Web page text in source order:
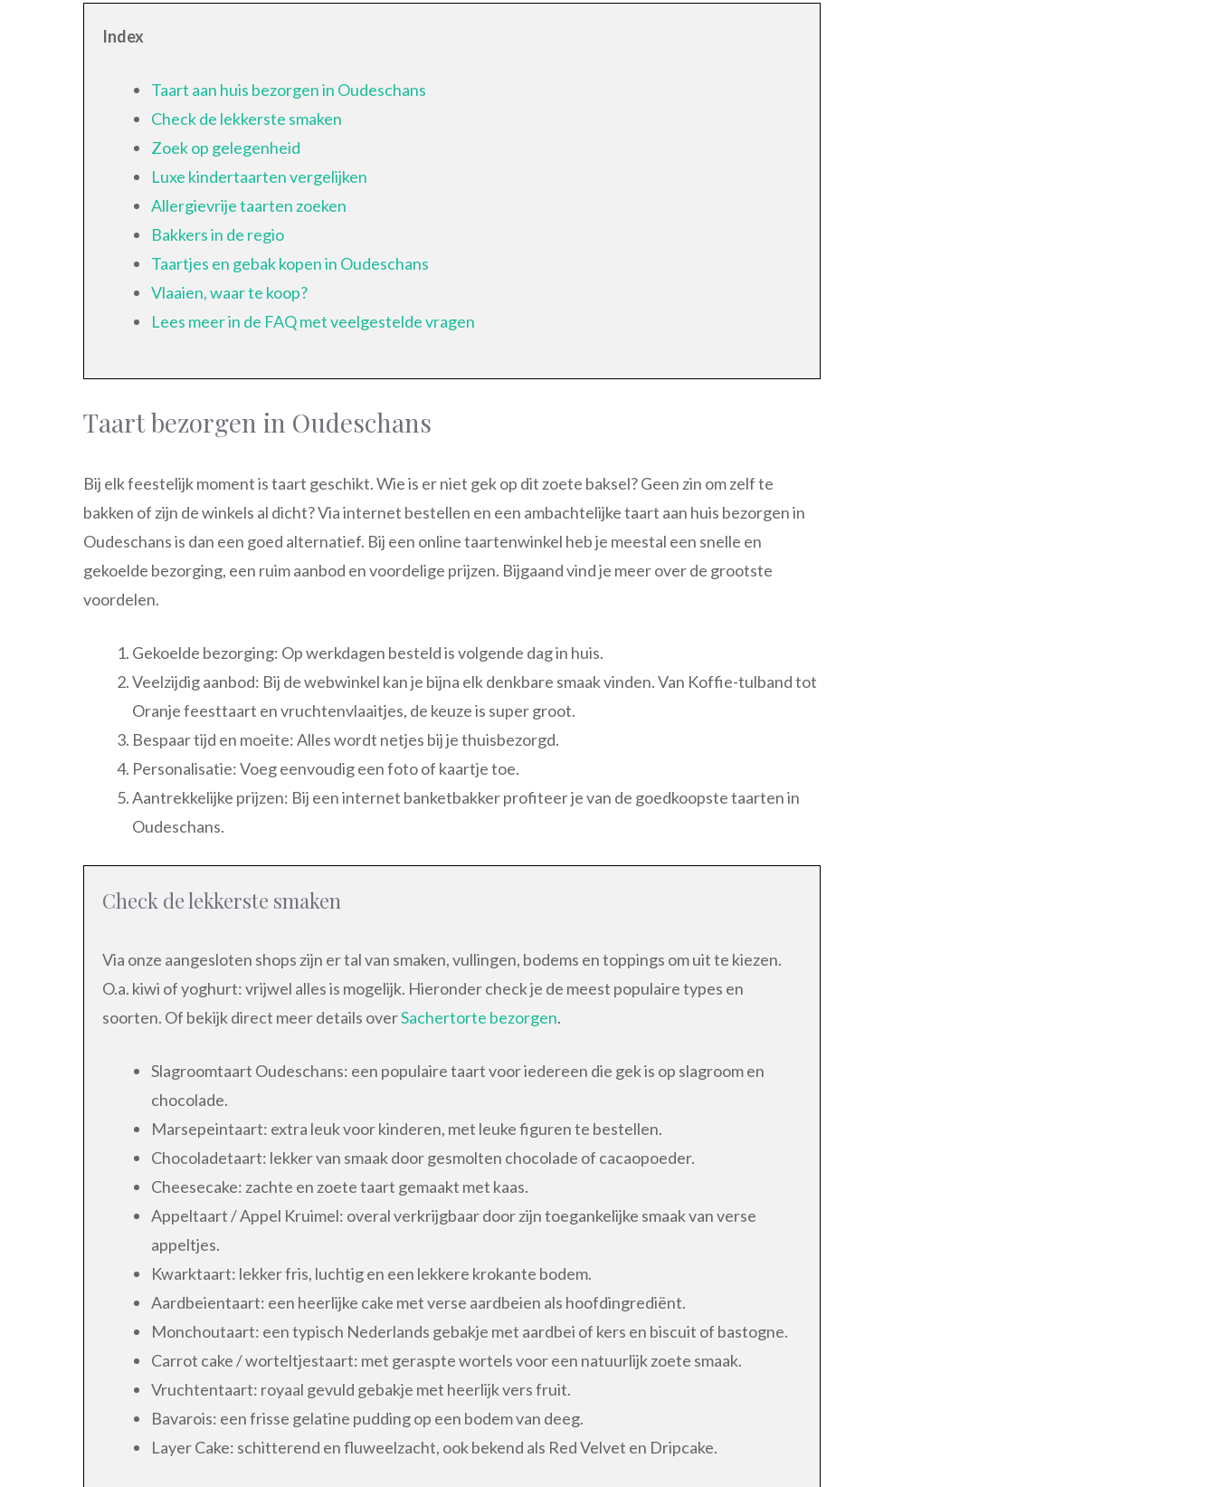
Index
Taart aan huis bezorgen in Oudeschans
Check de lekkerste smaken
Zoek op gelegenheid
Luxe kindertaarten vergelijken
Allergievrije taarten zoeken
Bakkers in de regio
Taartjes en gebak kopen in Oudeschans
Vlaaien, waar te koop?
Lees meer in de FAQ met veelgestelde vragen
Taart bezorgen in Oudeschans
Bij elk feestelijk moment is taart geschikt. Wie is er niet gek op dit zoete baksel? Geen zin om zelf te
bakken of zijn de winkels al dicht? Via internet bestellen en een ambachtelijke taart aan huis bezorgen in
Oudeschans is dan een goed alternatief. Bij een online taartenwinkel heb je meestal een snelle en
gekoelde bezorging, een ruim aanbod en voordelige prijzen. Bijgaand vind je meer over de grootste
voordelen.
Gekoelde bezorging: Op werkdagen besteld is volgende dag in huis.
Veelzijdig aanbod: Bij de webwinkel kan je bijna elk denkbare smaak vinden. Van Koffie-tulband tot
Oranje feesttaart en vruchtenvlaaitjes, de keuze is super groot.
Bespaar tijd en moeite: Alles wordt netjes bij je thuisbezorgd.
Personalisatie: Voeg eenvoudig een foto of kaartje toe.
Aantrekkelijke prijzen: Bij een internet banketbakker profiteer je van de goedkoopste taarten in
Oudeschans.
Check de lekkerste smaken
Via onze aangesloten shops zijn er tal van smaken, vullingen, bodems en toppings om uit te kiezen.
O.a. kiwi of yoghurt: vrijwel alles is mogelijk. Hieronder check je de meest populaire types en
soorten. Of bekijk direct meer details overSachertorte bezorgen.
Slagroomtaart Oudeschans: een populaire taart voor iedereen die gek is op slagroom en
chocolade.
Marsepeintaart: extra leuk voor kinderen, met leuke figuren te bestellen.
Chocoladetaart: lekker van smaak door gesmolten chocolade of cacaopoeder.
Cheesecake: zachte en zoete taart gemaakt met kaas.
Appeltaart / Appel Kruimel: overal verkrijgbaar door zijn toegankelijke smaak van verse
appeltjes.
Kwarktaart: lekker fris, luchtig en een lekkere krokante bodem.
Aardbeientaart: een heerlijke cake met verse aardbeien als hoofdingrediënt.
Monchoutaart: een typisch Nederlands gebakje met aardbei of kers en biscuit of bastogne.
Carrot cake / worteltjestaart: met geraspte wortels voor een natuurlijk zoete smaak.
Vruchtentaart: royaal gevuld gebakje met heerlijk vers fruit.
Bavarois: een frisse gelatine pudding op een bodem van deeg.
Layer Cake: schitterend en fluweelzacht, ook bekend als Red Velvet en Dripcake.